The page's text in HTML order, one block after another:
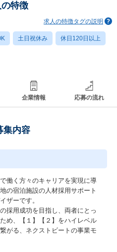
特徴
求人の特徴タグの説明
土日祝休み 休日120日以上
企業情報 応募の流れ
集内容
働く方々のキャリアを実現に導
の宿泊施設の人材採用サポート
ザーです。
採用成功を目指し、両者にとっ
め、【１】【２】をハイレベル
がる、ネクストビートの事業モ